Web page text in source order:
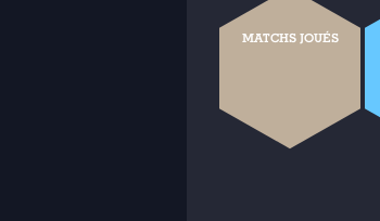
MATCHS JOUÉS